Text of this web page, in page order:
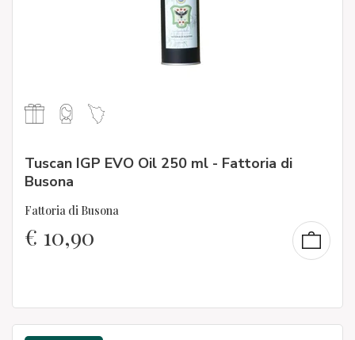
Tuscan IGP EVO Oil 250 ml - Fattoria di
Busona
Fattoria di Busona
€ 10,90